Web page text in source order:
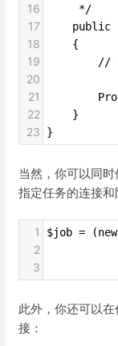
16
     */
17
public
18
    {
19
//
20
21
22
    }
23 }
当然，你可以同时
指定任务的连接和
1 $job =
2
3
此外，你还可以
接：